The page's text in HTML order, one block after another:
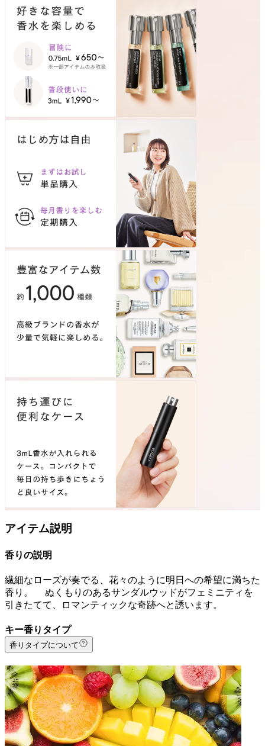
アイテム説明
香りの説明
繊細なローズが奏でる、花々のように明日への希望に満ちた
香り。 ぬくもりのあるサンダルウッドがフェミニティを
引きたてて、ロマンティックな奇跡へと誘います。
キー香りタイプ
香りタイプについて